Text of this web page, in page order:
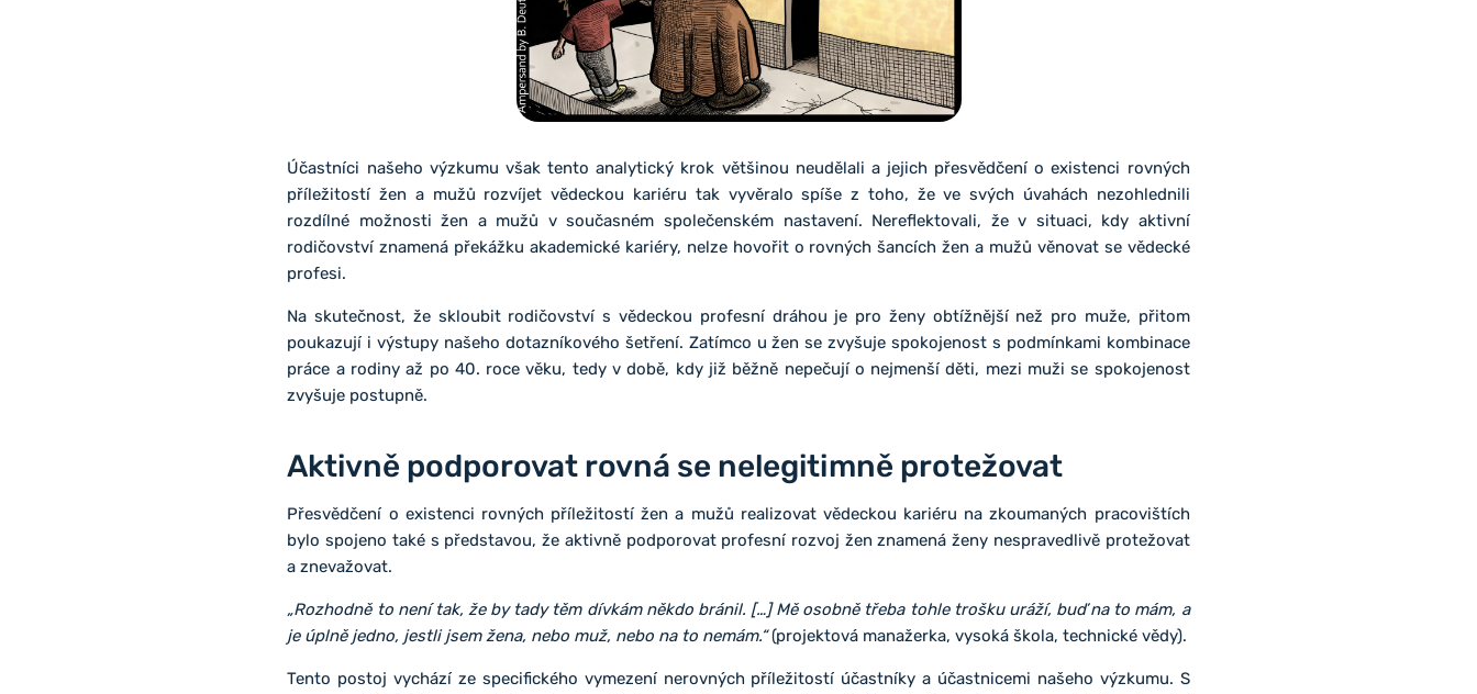
Účastníci našeho výzkumu však tento analytický krok většinou neudělali a jejich přesvědčení o existenci rovných
příležitostí žen a mužů rozvíjet vědeckou kariéru tak vyvěralo spíše z toho, že ve svých úvahách nezohlednili
rozdílné možnosti žen a mužů v současném společenském nastavení. Nereflektovali, že v situaci, kdy aktivní
rodičovství znamená překážku akademické kariéry, nelze hovořit o rovných šancích žen a mužů věnovat se vědecké
profesi.
Na skutečnost, že skloubit rodičovství s vědeckou profesní dráhou je pro ženy obtížnější než pro muže, přitom
poukazují i výstupy našeho dotazníkového šetření. Zatímco u žen se zvyšuje spokojenost s podmínkami kombinace
práce a rodiny až po 40. roce věku, tedy v době, kdy již běžně nepečují o nejmenší děti, mezi muži se spokojenost
zvyšuje postupně.
Aktivně podporovat rovná se nelegitimně protežovat
Přesvědčení o existenci rovných příležitostí žen a mužů realizovat vědeckou kariéru na zkoumaných pracovištích
bylo spojeno také s představou, že aktivně podporovat profesní rozvoj žen znamená ženy nespravedlivě protežovat
a znevažovat.
„Rozhodně to není tak, že by tady těm dívkám někdo bránil. […] Mě osobně třeba tohle trošku uráží, buď na to mám, a
je úplně jedno, jestli jsem žena, nebo muž, nebo na to nemám.“(projektová manažerka, vysoká škola, technické vědy).
Tento postoj vychází ze specifického vymezení nerovných příležitostí účastníky a účastnicemi našeho výzkumu. S